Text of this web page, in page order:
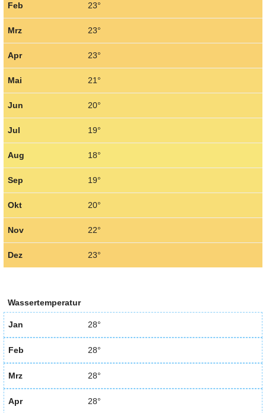
Feb 23°
Mrz 23°
Apr 23°
Mai 21°
Jun 20°
Jul 19°
Aug 18°
Sep 19°
Okt 20°
Nov 22°
Dez 23°
Wassertemperatur
Jan 28°
Feb 28°
Mrz 28°
Apr 28°